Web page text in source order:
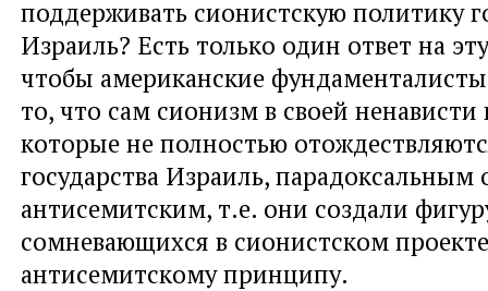
поддерживать сионистскую политику
Израиль? Есть только один ответ на
чтобы американские
то, что сам сионизм в своей ненависти
которые не полностью
государства Израиль, парадоксальным
антисемитским, т.е. они создали
сомневающихся в сионистском
антисемитскому принципу.